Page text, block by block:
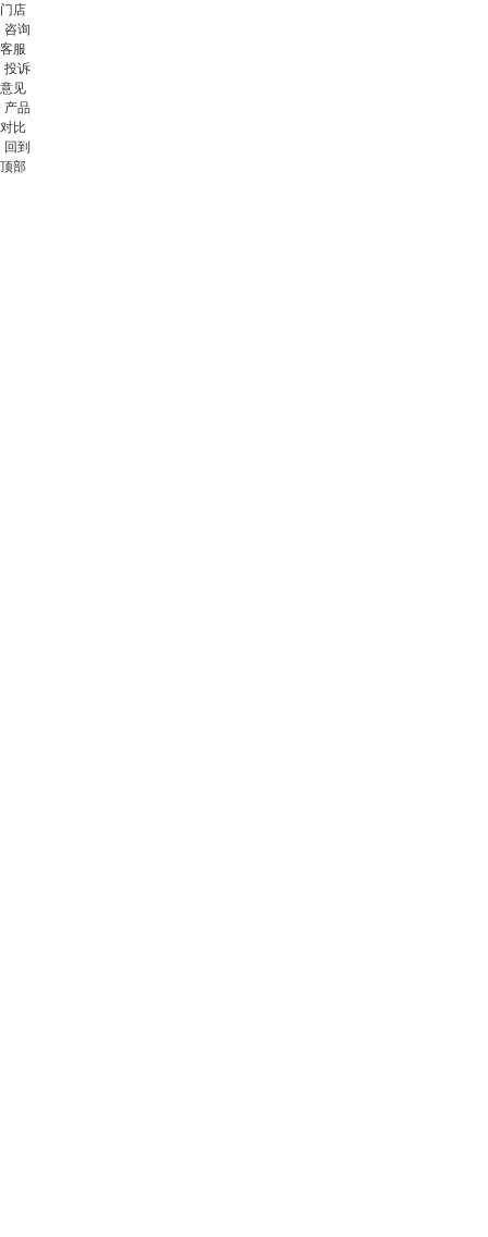
门店
咨询
客服
投诉
意见
产品
对比
回到
顶部